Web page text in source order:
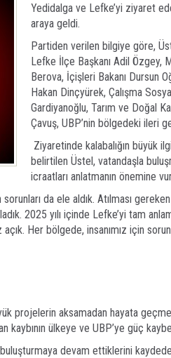
Yedidalga ve Lefke’yi ziyaret
araya geldi.
Partiden verilen bilgiye göre,
Lefke İlçe Başkanı Adil Özgey,
Berova, İçişleri Bakanı Dursun
Hakan Dinçyürek, Çalışma
Gardiyanoğlu, Tarım ve Doğal
Çavuş, UBP’nin bölgedeki ileri
Ziyaretinde kalabalığın büyük
belirtilen Üstel, vatandaşla
icraatları anlatmanın önemine
da ele aldık. Atılması gereken
2025 yılı içinde Lefke’yi tam
Her bölgede, insanımız için
projelerin aksamadan hayata
kaybının ülkeye ve UBP’ye güç
devam ettiklerini